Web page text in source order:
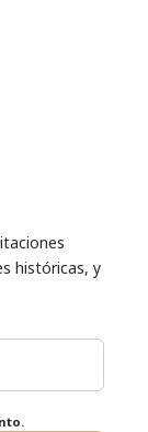
históricas, y